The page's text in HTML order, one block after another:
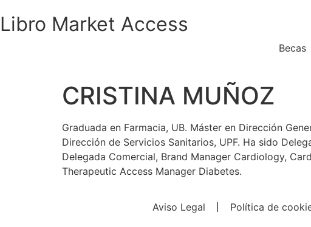
Libro Market Access
Becas
CRISTINA MUÑOZ
Graduada en Farmacia, UB. Máster en Dirección
Dirección de Servicios Sanitarios, UPF. Ha sido
Delegada Comercial, Brand Manager Cardiology,
Therapeutic Access Manager Diabetes.
Aviso Legal Política de